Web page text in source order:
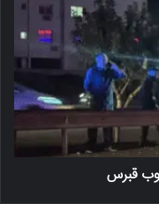
قبرس